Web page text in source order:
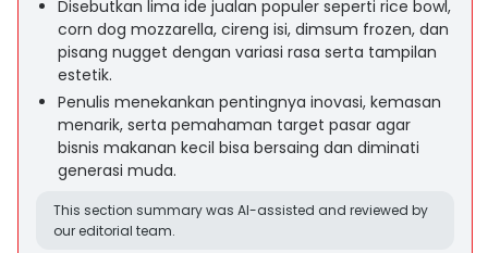
Disebutkan lima ide jualan populer seperti rice bowl,
corn dog mozzarella, cireng isi, dimsum frozen, dan
pisang nugget dengan variasi rasa serta tampilan
estetik.
Penulis menekankan pentingnya inovasi, kemasan
menarik, serta pemahaman target pasar agar
bisnis makanan kecil bisa bersaing dan diminati
generasi muda.
This section summary was AI-assisted and reviewed by
our editorial team.